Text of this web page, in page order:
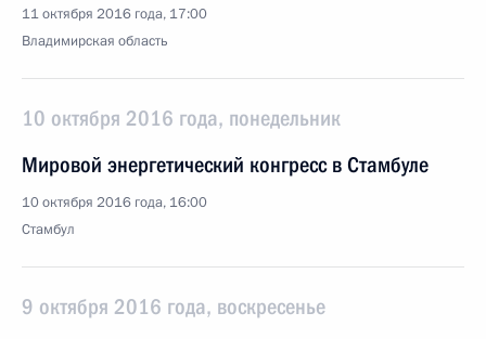
11 октября 2016 года, 17:00
Владимирская область
10 октября 2016 года, понедельник
Мировой энергетический конгресс в Стамбуле
10 октября 2016 года, 16:00
Стамбул
9 октября 2016 года, воскресенье